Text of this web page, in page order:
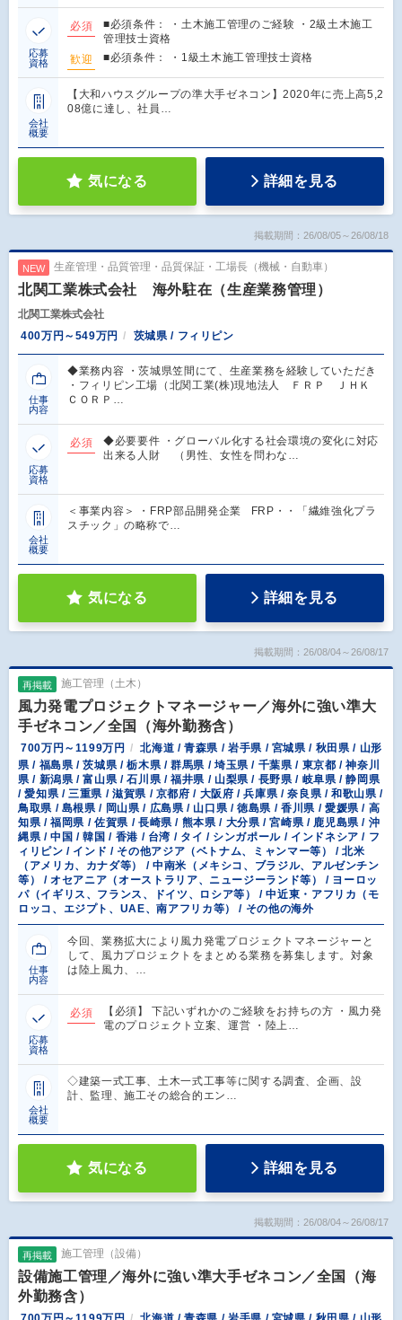
応募
資格
必須
■必須条件： ・土木施工管理のご経験 ・2級土木施工
管理技士資格
歓迎
■必須条件： ・1級土木施工管理技士資格
会社
概要
【大和ハウスグループの準大手ゼネコン】2020年に売上高5,2
08億に達し、社員…
気になる 詳細を見る
掲載期間：26/08/05～26/08/18
NEW 生産管理・品質管理・品質保証・工場長（機械・自動車）
北関工業株式会社 海外駐在（生産業務管理）
北関工業株式会社
400万円～549万円
茨城県 / フィリピン
仕事
内容
◆業務内容 ・茨城県笠間にて、生産業務を経験していただき
・フィリピン工場（北関工業(株)現地法人 ＦＲＰ ＪＨＫ
ＣＯＲＰ…
応募
資格
必須
◆必要要件 ・グローバル化する社会環境の変化に対応
出来る人財 （男性、女性を問わな…
会社
概要
＜事業内容＞ ・FRP部品開発企業 FRP・・「繊維強化プラ
スチック」の略称で…
気になる 詳細を見る
掲載期間：26/08/04～26/08/17
再掲載 施工管理（土木）
風力発電プロジェクトマネージャー／海外に強い準大
手ゼネコン／全国（海外勤務含）
700万円～1199万円
北海道 / 青森県 / 岩手県 / 宮城県 / 秋田県 / 山形
県 / 福島県 / 茨城県 / 栃木県 / 群馬県 / 埼玉県 / 千葉県 / 東京都 / 神奈川
県 / 新潟県 / 富山県 / 石川県 / 福井県 / 山梨県 / 長野県 / 岐阜県 / 静岡県
/ 愛知県 / 三重県 / 滋賀県 / 京都府 / 大阪府 / 兵庫県 / 奈良県 / 和歌山県 /
鳥取県 / 島根県 / 岡山県 / 広島県 / 山口県 / 徳島県 / 香川県 / 愛媛県 / 高
知県 / 福岡県 / 佐賀県 / 長崎県 / 熊本県 / 大分県 / 宮崎県 / 鹿児島県 / 沖
縄県 / 中国 / 韓国 / 香港 / 台湾 / タイ / シンガポール / インドネシア / フ
ィリピン / インド / その他アジア（ベトナム、ミャンマー等） / 北米
（アメリカ、カナダ等） / 中南米（メキシコ、ブラジル、アルゼンチン
等） / オセアニア（オーストラリア、ニュージーランド等） / ヨーロッ
パ（イギリス、フランス、ドイツ、ロシア等） / 中近東・アフリカ（モ
ロッコ、エジプト、UAE、南アフリカ等） / その他の海外
仕事
内容
今回、業務拡大により風力発電プロジェクトマネージャーと
して、風力プロジェクトをまとめる業務を募集します。対象
は陸上風力、…
応募
資格
必須
【必須】 下記いずれかのご経験をお持ちの方 ・風力発
電のプロジェクト立案、運営 ・陸上…
会社
概要
◇建築一式工事、土木一式工事等に関する調査、企画、設
計、監理、施工その総合的エン…
気になる 詳細を見る
掲載期間：26/08/04～26/08/17
再掲載 施工管理（設備）
設備施工管理／海外に強い準大手ゼネコン／全国（海
外勤務含）